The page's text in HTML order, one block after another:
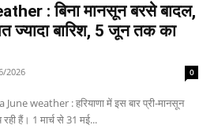
: बिना मानसून बरसे बादल,
ज्यादा बारिश, 5 जून तक का
2026 0
June weather : हरियाणा में इस बार प्री-मानसून
हैं। 1 मार्च से 31 मई...